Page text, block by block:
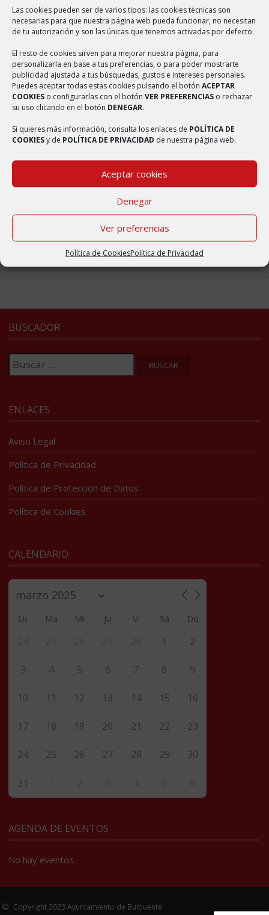
Las cookies pueden ser de varios tipos: las cookies técnicas son
necesarias para que nuestra página web pueda funcionar, no necesitan
de tu autorización y son las únicas que tenemos activadas por defecto.
El resto de cookies sirven para mejorar nuestra página, para
personalizarla en base a tus preferencias, o para poder mostrarte
publicidad ajustada a tus búsquedas, gustos e intereses personales.
Puedes aceptar todas estas cookies pulsando el botón ACEPTAR
COOKIES o configurarlas con el botón VER PREFERENCIAS o rechazar
su uso clicando en el botón DENEGAR.
Si quieres más información, consulta los enlaces de POLÍTICA DE
COOKIESy de POLÍTICA DE PRIVACIDAD de nuestra página web.
Aceptar cookies
Denegar
Ver preferencias
Política de CookiesPolítica de Privacidad
ÚLTIMAS NOTICIAS
Sulfatado de calles
2 abril, 2020
Elaboración de Mascarillas
2 abril, 2020
2 abril, 2020
Badén elevado en la carretera de Ambel
Nueva web del municipio de Bulbuente
4 septiembre, 2017
BUSCADOR
Buscar:
ENLACES
Aviso Legal
Política de Privacidad
Política de Protección de Datos
Política de Cookies
CALENDARIO
Lu Ma Mi Ju Vi Sá Do
1 2
3 4 5 6 7 8 9
10 11 12 13 14 15 16
17 18 19 20 21 22 23
24 25 26 27 28 29 30
31
AGENDA DE EVENTOS
No hay eventos
Copyright 2023 Ayuntamiento de Bulbuente